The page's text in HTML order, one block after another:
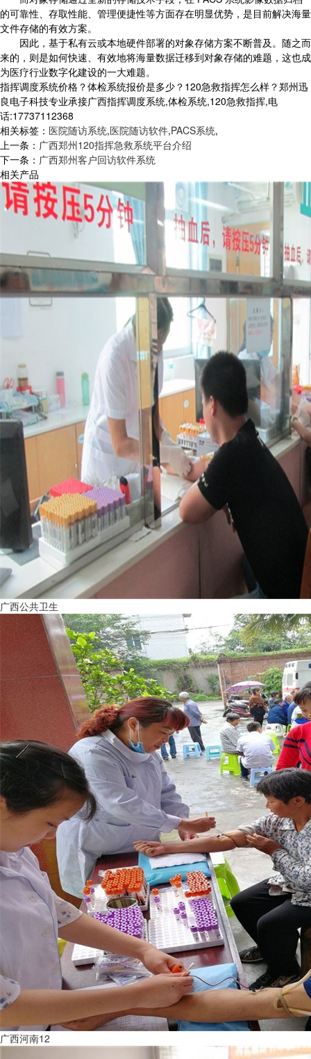
的可靠性、存取性能、管理便捷性等方面存在明显优势，是目前解决海量
文件存储的有效方案。
因此，基于私有云或本地硬件部署的对象存储方案不断普及。随之而
来的，则是如何快速、有效地将海量数据迁移到对象存储的难题，这也成
为医疗行业数字化建设的一大难题。
指挥调度系统价格？体检系统报价是多少？120急救指挥怎么样？郑州迅
良电子科技专业承接广西指挥调度系统,体检系统,120急救指挥,电
话:17737112368
相关标签： 医院随访系统,医院随访软件,PACS系统,
上一条： 广西郑州120指挥急救系统平台介绍
下一条： 广西郑州客户回访软件系统
相关产品
广西公共卫生
广西河南12